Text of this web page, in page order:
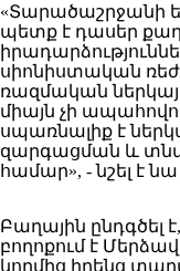
«Տարածաշրջանի
պետք է դասեր
սիոնիստական
ռազմական
միայն չի
սպառնալիք է
զարգացման և
համար», - նշել է
Բաղային
բողոքում է
կողմից իրենց